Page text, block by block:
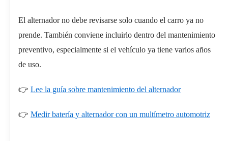
El alternador no debe revisarse solo cuando el carro ya no
prende. También conviene incluirlo dentro del mantenimiento
preventivo, especialmente si el vehículo ya tiene varios años
de uso.
👉 Lee la guía sobre mantenimiento del alternador
👉 Medir batería y alternador con un multímetro automotriz